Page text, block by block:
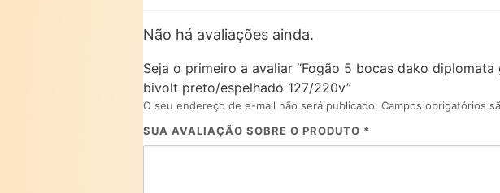
Não há avaliações ainda.
Seja o primeiro a avaliar “Fogão 5 bocas dako
bivolt preto/espelhado 127/220v”
O seu endereço de e-mail não será publicado. Campos obrigatórios
SUA AVALIAÇÃO SOBRE O PRODUTO *